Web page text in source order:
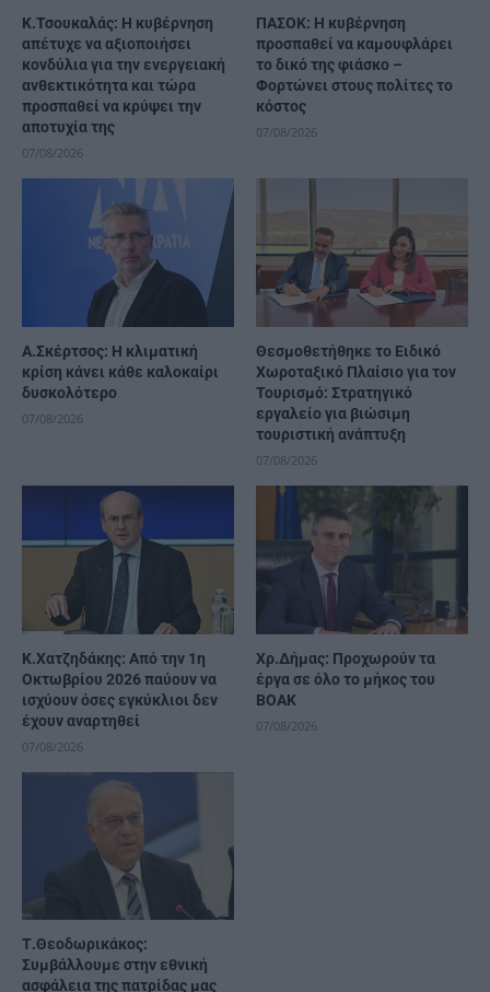
Κ.Τσουκαλάς: Η κυβέρνηση
απέτυχε να αξιοποιήσει
κονδύλια για την ενεργειακή
ανθεκτικότητα και τώρα
προσπαθεί να κρύψει την
αποτυχία της
07/08/2026
ΠΑΣΟΚ: Η κυβέρνηση
προσπαθεί να καμουφλάρει
το δικό της φιάσκο –
Φορτώνει στους πολίτες το
κόστος
07/08/2026
A.Σκέρτσος: Η κλιματική
κρίση κάνει κάθε καλοκαίρι
δυσκολότερο
07/08/2026
Θεσμοθετήθηκε το Ειδικό
Χωροταξικό Πλαίσιο για τον
Τουρισμό: Στρατηγικό
εργαλείο για βιώσιμη
τουριστική ανάπτυξη
07/08/2026
Κ.Χατζηδάκης: Από την 1η
Οκτωβρίου 2026 παύουν να
ισχύουν όσες εγκύκλιοι δεν
έχουν αναρτηθεί
07/08/2026
Χρ.Δήμας: Προχωρούν τα
έργα σε όλο το μήκος του
ΒΟΑΚ
07/08/2026
Τ.Θεοδωρικάκος:
Συμβάλλουμε στην εθνική
ασφάλεια της πατρίδας μας